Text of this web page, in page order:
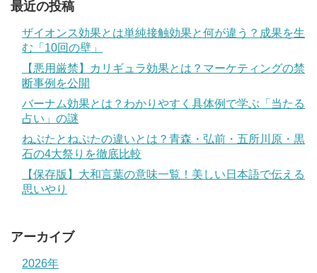
最近の投稿
ザイオンス効果とは単純接触効果と何が違う？成果を生
む「10回の壁」
【悪用厳禁】カリギュラ効果とは？マーケティングの禁
断事例を公開
バーナム効果とは？わかりやすく具体例で学ぶ「当たる
占い」の謎
ねぶたとねぷたの違いとは？青森・弘前・五所川原・黒
石の4大祭りを徹底比較
【保存版】大和言葉の意味一覧！美しい日本語で伝える
思いやり
アーカイブ
2026年